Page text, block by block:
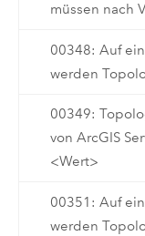
müssen nach
00348: Auf
werden
00349:
von ArcGIS
<Wert>
00351: Auf
werden